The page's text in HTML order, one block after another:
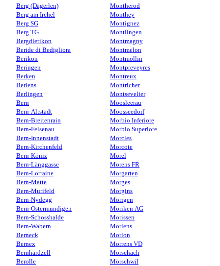
Berg (Dägerlen)
Berg am Irchel
Berg SG
Berg TG
Bergdietikon
Beride di Bedigliora
Berikon
Beringen
Berken
Berlens
Berlingen
Bern
Bern-Altstadt
Bern-Breitenrain
Bern-Felsenau
Bern-Innenstadt
Bern-Kirchenfeld
Bern-Köniz
Bern-Länggasse
Bern-Lorraine
Bern-Matte
Bern-Murifeld
Bern-Nydegg
Bern-Ostermundigen
Bern-Schosshalde
Bern-Wabern
Berneck
Bernex
Bernhardzell
Berolle
Montherod
Monthey
Montignez
Montlingen
Montmagny
Montmelon
Montmollin
Montpreveyres
Montreux
Montricher
Montsevelier
Moosleerau
Moosseedorf
Morbio Inferiore
Morbio Superiore
Morcles
Morcote
Mörel
Morens FR
Morgarten
Morges
Morgins
Mörigen
Möriken AG
Morissen
Morlens
Morlon
Morrens VD
Morschach
Mörschwil